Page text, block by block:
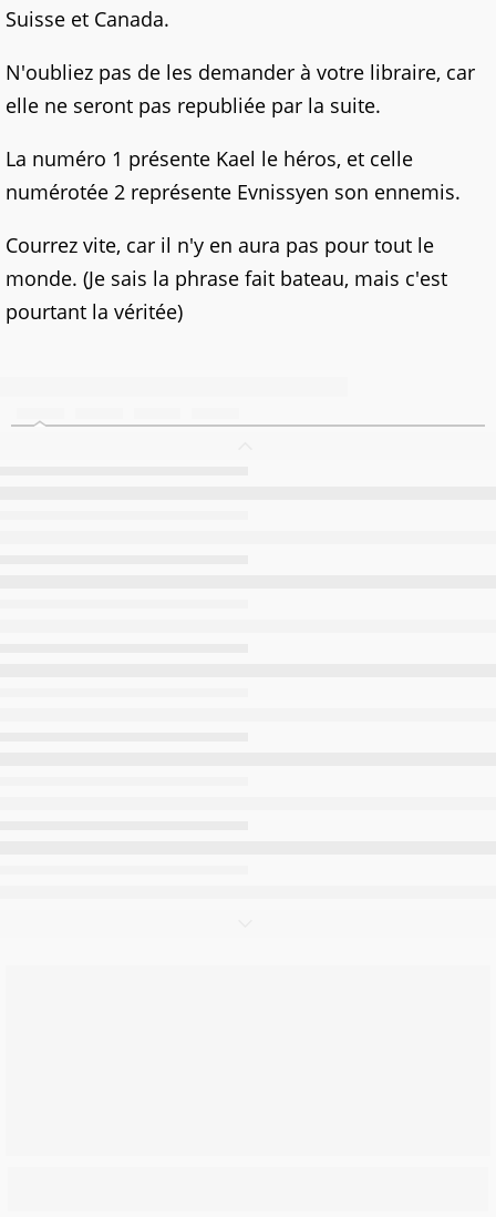
Suisse et Canada.
N'oubliez pas de les demander à votre libraire, car
elle ne seront pas republiée par la suite.
La numéro 1 présente Kael le héros, et celle
numérotée 2 représente Evnissyen son ennemis.
Courrez vite, car il n'y en aura pas pour tout le
monde. (Je sais la phrase fait bateau, mais c'est
pourtant la véritée)